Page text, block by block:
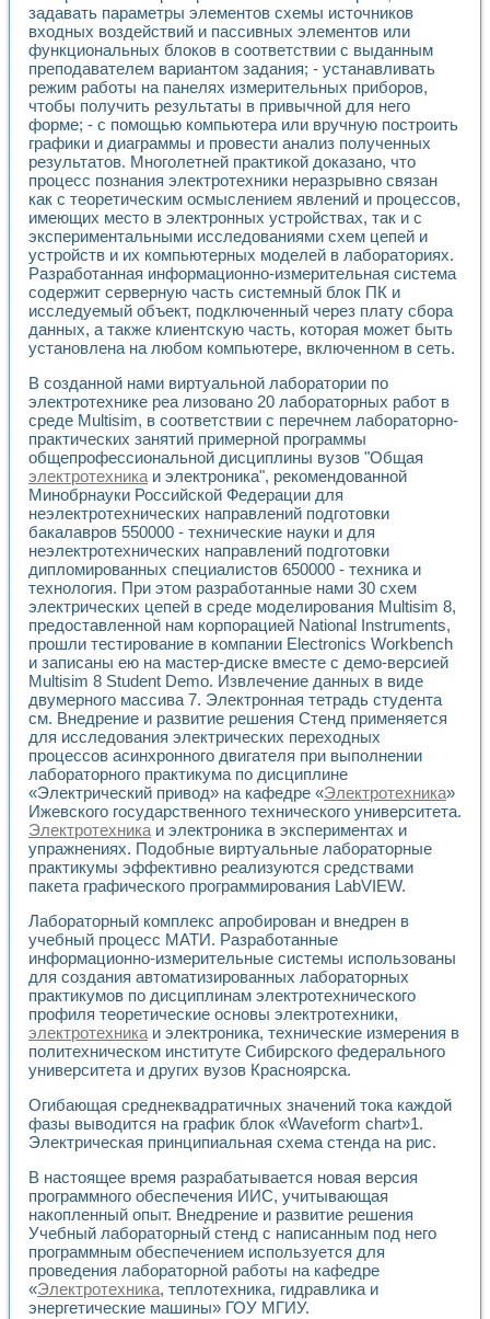
Лабораторные практикумы по информационно-
Виртуальный измеритель частотных характеристик на
Лабораторный практикум по основам теории Коммутации
Разработка виртуальной лабораторной работы
Виртуальные практикумы по электротехнике в среде
Из опыта внедрения в рамках национального проекта
Исследование эффективности решателей
Опыт разработки LabVIEW лабораторных практикумов
Проблемы повышения качества образования и
Развитие LabVIEW лабораторного практикума по
Разработка виртуальной лаборатории по электротехнике
Усовершенствованные алгоритмы частотного анализа
Об опыте работы учебного центра «Технологии
Технологии NI в магистерской программе «Прикладная
Система диагностики двигателей постоянного тока
Автоматизированный стенд формирования
Лабораторный практикум по курсу ИИС на базе
Партнеры
Академические и отраслевые институты
Учебные заведения
Бизнес
Контакты
задавать параметры элементов схемы источников
входных воздействий и пассивных элементов или
функциональных блоков в соответствии с выданным
преподавателем вариантом задания; - устанавливать
режим работы на панелях измерительных приборов,
чтобы получить результаты в привычной для него
форме; - с помощью компьютера или вручную построить
графики и диаграммы и провести анализ полученных
результатов. Многолетней практикой доказано, что
процесс познания электротехники неразрывно связан
как с теоретическим осмыслением явлений и процессов,
имеющих место в электронных устройствах, так и с
экспериментальными исследованиями схем цепей и
устройств и их компьютерных моделей в лабораториях.
Разработанная информационно-измерительная система
содержит серверную часть системный блок ПК и
исследуемый объект, подключенный через плату сбора
данных, а также клиентскую часть, которая может быть
установлена на любом компьютере, включенном в сеть.
В созданной нами виртуальной лаборатории по
электротехнике реа лизовано 20 лабораторных работ в
среде Multisim, в соответствии с перечнем лабораторно-
практических занятий примерной программы
общепрофессиональной дисциплины вузов "Общая
электротехникаи электроника", рекомендованной
Минобрнауки Российской Федерации для
неэлектротехнических направлений подготовки
бакалавров 550000 - технические науки и для
неэлектротехнических направлений подготовки
дипломированных специалистов 650000 - техника и
технология. При этом разработанные нами 30 схем
электрических цепей в среде моделирования Multisim 8,
предоставленной нам корпорацией National Instruments,
прошли тестирование в компании Electronics Workbench
и записаны ею на мастер-диске вместе с демо-версией
Multisim 8 Student Demo. Извлечение данных в виде
двумерного массива 7. Электронная тетрадь студента
см. Внедрение и развитие решения Стенд применяется
для исследования электрических переходных
процессов асинхронного двигателя при выполнении
лабораторного практикума по дисциплине
«Электрический привод» на кафедре «Электротехника»
Ижевского государственного технического университета.
Электротехникаи электроника в экспериментах и
упражнениях. Подобные виртуальные лабораторные
практикумы эффективно реализуются средствами
пакета графического программирования LabVIEW.
Лабораторный комплекс апробирован и внедрен в
учебный процесс МАТИ. Разработанные
информационно-измерительные системы использованы
для создания автоматизированных лабораторных
практикумов по дисциплинам электротехнического
профиля теоретические основы электротехники,
электротехникаи электроника, технические измерения в
политехническом институте Сибирского федерального
университета и других вузов Красноярска.
Огибающая среднеквадратичных значений тока каждой
фазы выводится на график блок «Waveform chart»1.
Электрическая принципиальная схема стенда на рис.
В настоящее время разрабатывается новая версия
программного обеспечения ИИС, учитывающая
накопленный опыт. Внедрение и развитие решения
Учебный лабораторный стенд с написанным под него
программным обеспечением используется для
проведения лабораторной работы на кафедре
«Электротехника, теплотехника, гидравлика и
энергетические машины» ГОУ МГИУ.